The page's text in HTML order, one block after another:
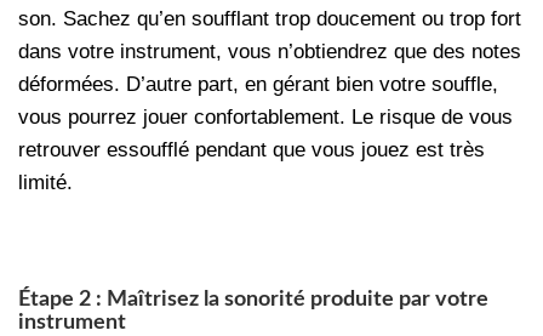
son. Sachez qu’en soufflant trop doucement ou trop fort
dans votre instrument, vous n’obtiendrez que des notes
déformées. D’autre part, en gérant bien votre souffle,
vous pourrez jouer confortablement. Le risque de vous
retrouver essoufflé pendant que vous jouez est très
limité.
Étape 2 : Maîtrisez la sonorité produite par votre
instrument